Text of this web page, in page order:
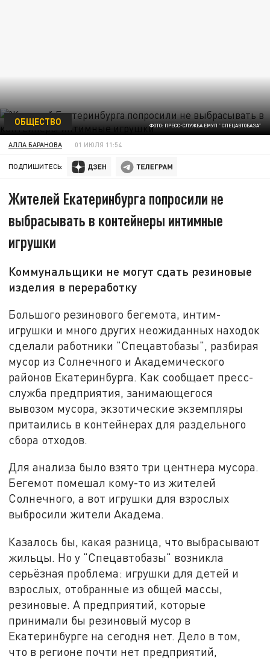
ФОТО: ПРЕСС-СЛУЖБА ЕМУП "СПЕЦАВТОБАЗА"
ОБЩЕСТВО
АЛЛА БАРАНОВА 01 ИЮЛЯ 11:54
ПОДПИШИТЕСЬ:
Жителей Екатеринбурга попросили не
выбрасывать в контейнеры интимные
игрушки
Коммунальщики не могут сдать резиновые
изделия в переработку
Большого резинового бегемота, интим-
игрушки и много других неожиданных находок
сделали работники "Спецавтобазы", разбирая
мусор из Солнечного и Академического
районов Екатеринбурга. Как сообщает пресс-
служба предприятия, занимающегося
вывозом мусора, экзотические экземпляры
притаились в контейнерах для раздельного
сбора отходов.
Для анализа было взято три центнера мусора.
Бегемот помешал кому-то из жителей
Солнечного, а вот игрушки для взрослых
выбросили жители Академа.
Казалось бы, какая разница, что выбрасывают
жильцы. Но у "Спецавтобазы" возникла
серьёзная проблема: игрушки для детей и
взрослых, отобранные из общей массы,
резиновые. А предприятий, которые
принимали бы резиновый мусор в
Екатеринбурге на сегодня нет. Дело в том,
что в регионе почти нет предприятий,